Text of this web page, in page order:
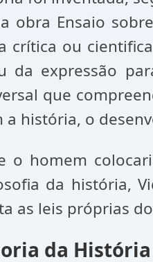
obra Ensaio
crítica ou
da expressão
que
história, o
o homem
da história,
as leis próprias
da História